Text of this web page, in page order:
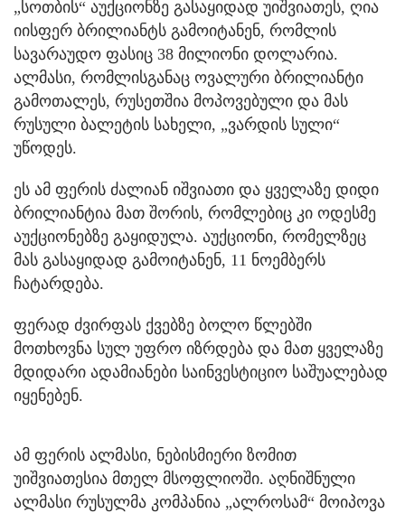
„სოთბის“ აუქციონზე გასაყიდად უიშვიათეს, ღია
იისფერ ბრილიანტს გამოიტანენ, რომლის
სავარაუდო ფასიც 38 მილიონი დოლარია.
ალმასი, რომლისგანაც ოვალური ბრილიანტი
გამოთალეს, რუსეთშია მოპოვებული და მას
რუსული ბალეტის სახელი, „ვარდის სული“
უწოდეს.
ეს ამ ფერის ძალიან იშვიათი და ყველაზე დიდი
ბრილიანტია მათ შორის, რომლებიც კი ოდესმე
აუქციონებზე გაყიდულა. აუქციონი, რომელზეც
მას გასაყიდად გამოიტანენ, 11 ნოემბერს
ჩატარდება.
ფერად ძვირფას ქვებზე ბოლო წლებში
მოთხოვნა სულ უფრო იზრდება და მათ ყველაზე
მდიდარი ადამიანები საინვესტიციო საშუალებად
იყენებენ.
ამ ფერის ალმასი, ნებისმიერი ზომით
უიშვიათესია მთელ მსოფლიოში. აღნიშნული
ალმასი რუსულმა კომპანია „ალროსამ“ მოიპოვა